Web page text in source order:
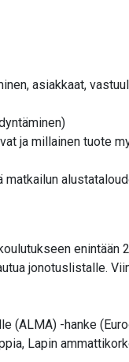
asiakkaat,
ja millainen tuote
enintään
jonotuslistalle.
(ALMA) -hanke
Lapin